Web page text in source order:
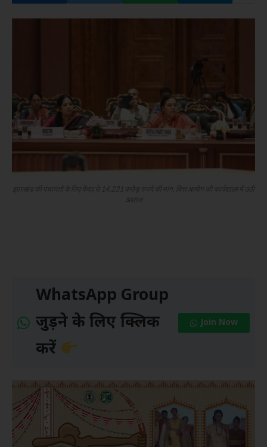
झारखंड की पंचायतों के लिए केंद्र से 14,231 करोड़ रुपये की मांग, वित्त आयोग की कार्यशाला में उठी
WhatsApp Group
जुड़ने के लिए क्लिक
करें
Join Now